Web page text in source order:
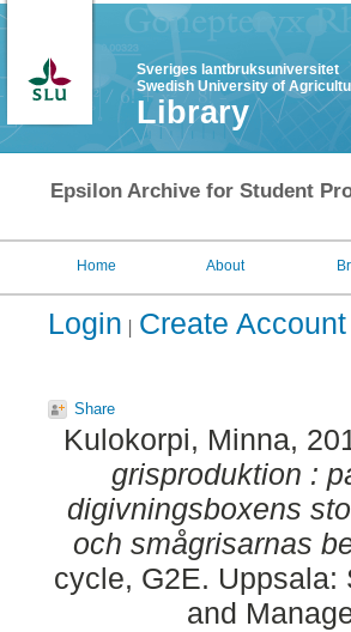
Sveriges lantbruksuniversitet
Swedish University of
Library
Epsilon Archive for Student
Home About
Login Create Account
Share
Kulokorpi, Minna,
grisproduktion :
digivningsboxens
och smågrisarnas
cycle, G2E. Uppsala:
and